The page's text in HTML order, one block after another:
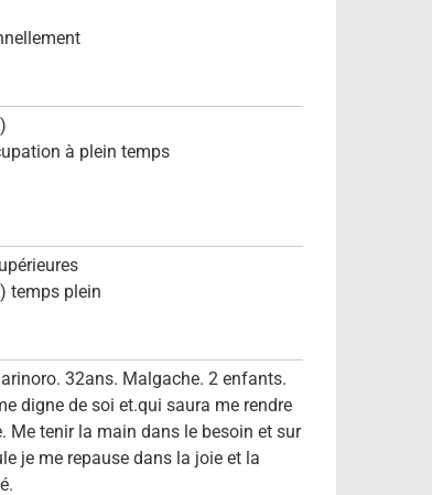
à plein temps
temps plein
32ans. Malgache. 2 enfants.
digne de soi et.qui saura me rendre
Me tenir la main dans le besoin et sur
je me repause dans la joie et la